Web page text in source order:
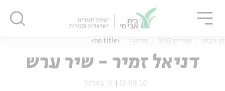
אנגלית
דף הבית ספריית VOD מוזיקה <no title>
דניאל זמיר - שיר ערש
13.08.10 ג' באלול
סגור